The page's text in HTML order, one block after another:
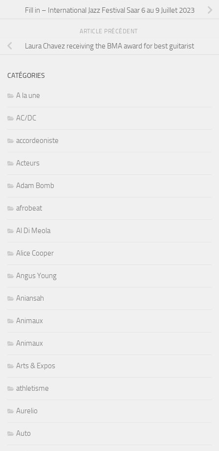
Fill in – International Jazz Festival Saar 6 au 9 Juillet 2023
ARTICLE PRÉCÉDENT
Laura Chavez receiving the BMA award for best guitarist
CATÉGORIES
A la une
AC/DC
accordeoniste
Acteurs
Adam Bomb
afrobeat
Al Di Meola
Alice Cooper
Angus Young
Aniansah
Animaux
Animaux
Arts & Expos
athletisme
Aurelio
Auto